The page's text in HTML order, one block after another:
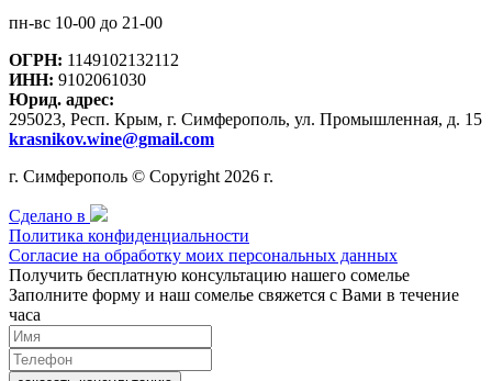
пн-вс 10-00 до 21-00
ОГРН: 1149102132112
ИНН: 9102061030
Юрид. адрес:
295023, Респ. Крым, г. Симферополь, ул. Промышленная, д. 15
krasnikov.wine@gmail.com
г. Симферополь © Copyright 2026 г.
Сделано в
Политика конфиденциальности
Согласие на обработку моих персональных данных
Получить бесплатную консультацию нашего сомелье
Заполните форму и наш сомелье свяжется с Вами в течение
часа